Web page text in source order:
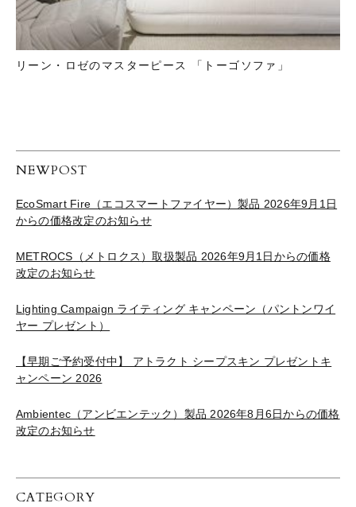
リーン・ロゼのマスターピース 「トーゴソファ」
NEWPOST
EcoSmart Fire（エコスマートファイヤー）製品 2026年9月1日
からの価格改定のお知らせ
METROCS（メトロクス）取扱製品 2026年9月1日からの価格
改定のお知らせ
Lighting Campaign ライティング キャンペーン（パントンワイ
ヤー プレゼント）
【早期ご予約受付中】 アトラクト シープスキン プレゼントキ
ャンペーン 2026
Ambientec（アンビエンテック）製品 2026年8月6日からの価格
改定のお知らせ
CATEGORY